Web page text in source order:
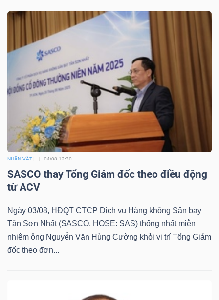
NHÂN VẬT 04/08 12:30
SASCO thay Tổng Giám đốc theo điều động
từ ACV
Ngày 03/08, HĐQT CTCP Dịch vụ Hàng không Sân bay
Tân Sơn Nhất (SASCO, HOSE: SAS) thống nhất miễn
nhiệm ông Nguyễn Văn Hùng Cường khỏi vị trí Tổng Giám
đốc theo đơn...
TIỆN
BẤT
ĐỘNG
SẢN
Mã
chứng
khoán
(-)
Tất cả Cổ phiếu Chỉ số Chứng chỉ quỹ Chứng